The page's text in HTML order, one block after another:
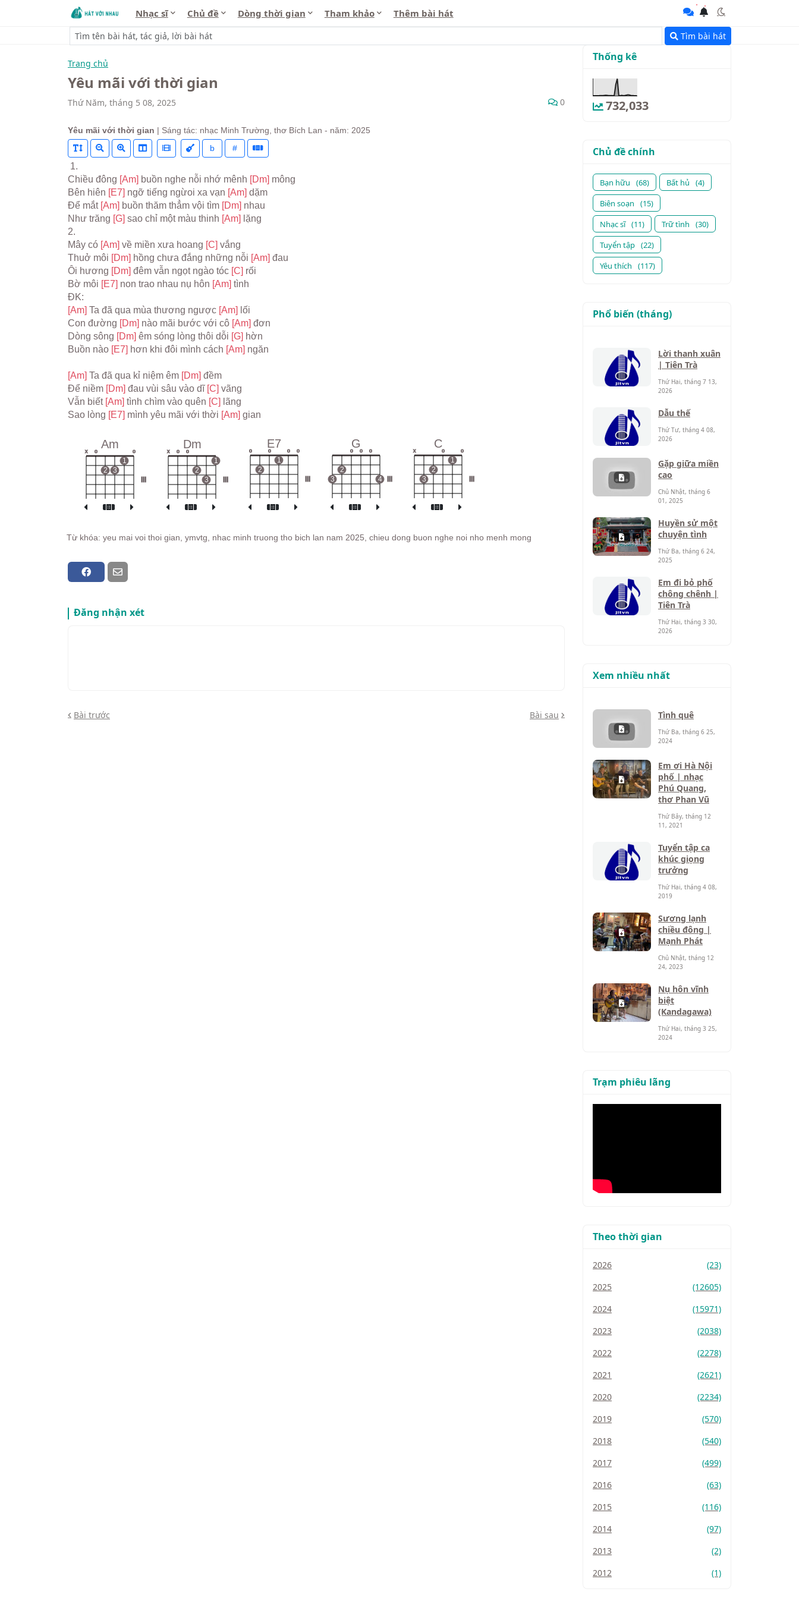
Nhạc sĩ Chủ đề Dòng thời gian Tham khảo Thêm bài hát
Tìm bài hát
Trang chủ
Yêu mãi với thời gian
Thứ Năm, tháng 5 08, 2025 0
Yêu mãi với thời gian | Sáng tác: nhạc Minh Trường, thơ Bích Lan - năm: 2025
b
#
1.
Chiều đông [Am] buồn nghe nỗi nhớ mênh [Dm] mông
Bên hiên [E7] ngỡ tiếng ngừoi xa vạn [Am] dặm
Để mắt [Am] buồn thăm thẳm vội tìm [Dm] nhau
Như trăng [G] sao chỉ một màu thinh [Am] lặng
2.
Mây có [Am] về miền xưa hoang [C] vắng
Thuở môi [Dm] hồng chưa đắng những nỗi [Am] đau
Ôi hương [Dm] đêm vẫn ngọt ngào tóc [C] rối
Bờ môi [E7] non trao nhau nụ hôn [Am] tình
ĐK:
[Am] Ta đã qua mùa thương ngược [Am] lối
Con đường [Dm] nào mãi bước với cô [Am] đơn
Dòng sông [Dm] êm sóng lòng thôi dỗi [G] hờn
Buồn nào [E7] hơn khi đôi mình cách [Am] ngăn
[Am] Ta đã qua kỉ niệm êm [Dm] đềm
Để niềm [Dm] đau vùi sâu vào dĩ [C] vãng
Vẫn biết [Am] tình chìm vào quên [C] lãng
Sao lòng [E7] mình yêu mãi với thời [Am] gian
Am
x o
2 3
1
o
Dm
x o o
2
3
1
E7
o
2
o
1
o o
G
3
2
o o o
4
C
x
3
2
o
1
o
Từ khóa: yeu mai voi thoi gian, ymvtg, nhac minh truong tho bich lan nam 2025, chieu dong buon nghe noi nho menh mong
Đăng nhận xét
Bài trước Bài sau
Thống kê
732,033
Chủ đề chính
Bạn hữu (68) Bất hủ
(4)
Biên soạn
(15)
Nhạc sĩ (11) Trữ tình
(30)
Tuyển tập (22)
Yêu thích
(117)
Phổ biến (tháng)
Lời thanh xuân
| Tiên Trà
Thứ Hai, tháng 7 13,
2026
Dẫu thế
Thứ Tư, tháng 4 08,
2026
Gặp giữa miền
cao
Chủ Nhật, tháng 6
01, 2025
Huyền sử một
chuyện tình
Thứ Ba, tháng 6 24,
2025
Em đi bỏ phố
chông chênh |
Tiên Trà
Thứ Hai, tháng 3 30,
2026
Xem nhiều nhất
Tình quê
Thứ Ba, tháng 6 25,
2024
Em ơi Hà Nội
phố | nhạc
Phú Quang,
thơ Phan Vũ
Thứ Bảy, tháng 12
11, 2021
Tuyển tập ca
khúc giọng
trưởng
Thứ Hai, tháng 4 08,
2019
Sương lạnh
chiều đông |
Mạnh Phát
Chủ Nhật, tháng 12
24, 2023
Nụ hôn vĩnh
biệt
(Kandagawa)
Thứ Hai, tháng 3 25,
2024
Trạm phiêu lãng
Theo thời gian
2026
(23)
2025
(12605)
2024
(15971)
2023
(2038)
2022
(2278)
2021
(2621)
2020
(2234)
2019
(570)
2018
(540)
2017
(499)
2016
(63)
2015
(116)
2014
(97)
2013
(2)
2012
(1)